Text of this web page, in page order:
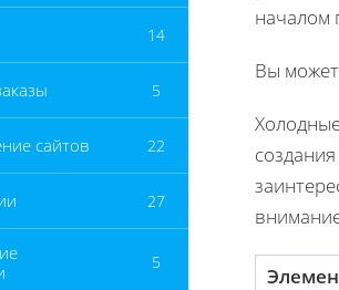
14
5
сайтов 22
27
5
началом
Вы